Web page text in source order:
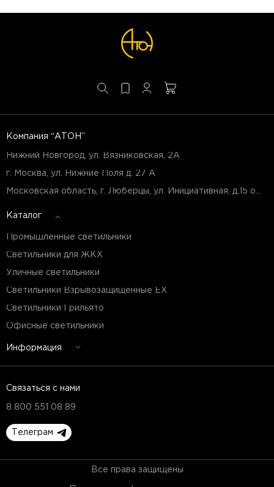
Компания “АТОН”
Нижний Новгород, ул. Вязниковская, 2А
г. Москва, ул. Нижние Поля д. 27 А
Каталог
Промышленные светильники
Светильники для ЖКХ
Уличные светильники
Светильники Взрывозащищенные EX
Светильники Грильято
Офисные светильники
Информация
Связаться с нами
8 800 551 08 89
Телеграм
Все права защищены